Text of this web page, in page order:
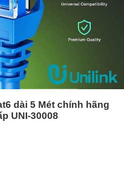
dài 5 Mét chính hãng
UNI-30008